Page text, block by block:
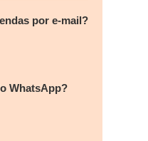
por e-mail?
WhatsApp?